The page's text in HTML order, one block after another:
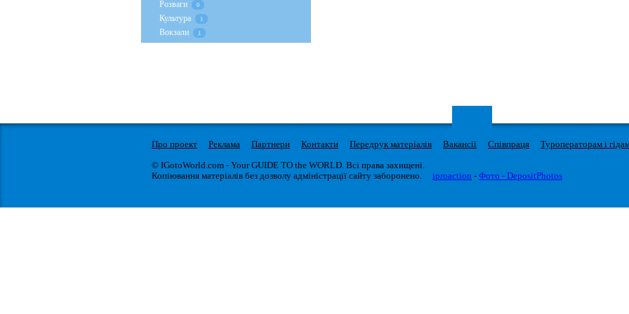
Розваги 0
Культура 1
Вокзали 1
Про проект Реклама Партнери Контакти Передрук матеріалів Вакансії Співпраця Туроператорам і
© IGotoWorld.com - Your GUIDE TO the WORLD. Всі права захищені.
Копіювання матеріалів без дозволу адміністрації сайту заборонено.
iproaction - Фото - DepositPhotos